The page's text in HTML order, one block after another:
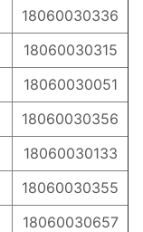
18060030336
18060030315
18060030051
18060030356
18060030133
18060030355
18060030657